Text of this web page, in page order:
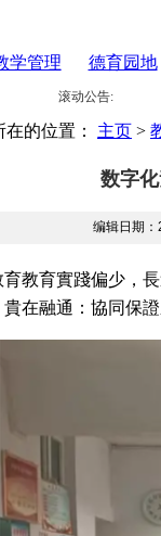
学管理 德育园地
滚动公告:
在的位置： 主页 >
数字
编辑日期
育實踐偏少，
，貴在融通：協同